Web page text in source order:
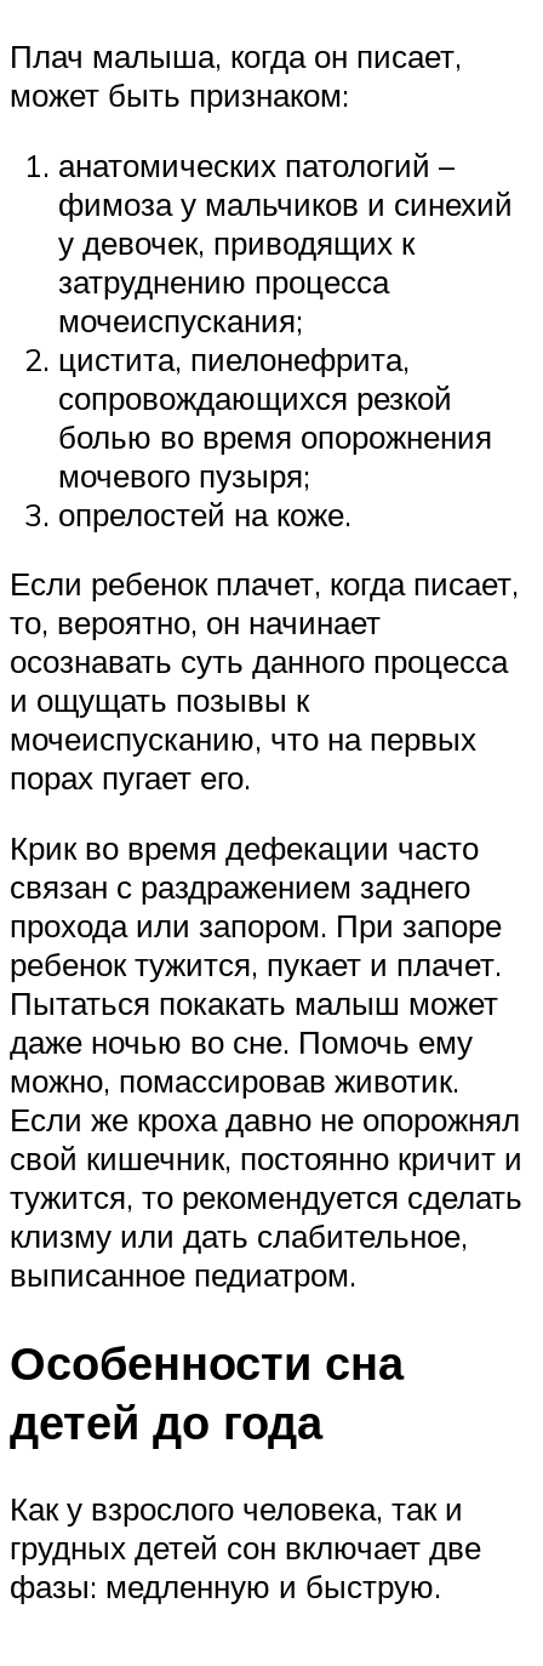
Плач малыша, когда он писает,
может быть признаком:
анатомических патологий –
фимоза у мальчиков и синехий
у девочек, приводящих к
затруднению процесса
мочеиспускания;
цистита, пиелонефрита,
сопровождающихся резкой
болью во время опорожнения
мочевого пузыря;
опрелостей на коже.
Если ребенок плачет, когда писает,
то, вероятно, он начинает
осознавать суть данного процесса
и ощущать позывы к
мочеиспусканию, что на первых
порах пугает его.
Крик во время дефекации часто
связан с раздражением заднего
прохода или запором. При запоре
ребенок тужится, пукает и плачет.
Пытаться покакать малыш может
даже ночью во сне. Помочь ему
можно, помассировав животик.
Если же кроха давно не опорожнял
свой кишечник, постоянно кричит и
тужится, то рекомендуется сделать
клизму или дать слабительное,
выписанное педиатром.
Особенности сна
детей до года
Как у взрослого человека, так и
грудных детей сон включает две
фазы: медленную и быструю.